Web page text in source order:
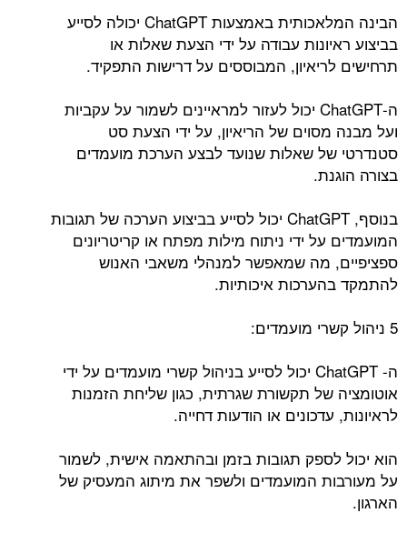
הבינה המלאכותית באמצעות ChatGPT יכולה לסייע
בביצוע ראיונות עבודה על ידי הצעת שאלות או
תרחישים לריאיון, המבוססים על דרישות התפקיד.
ה-ChatGPT יכול לעזור למראיינים לשמור על עקביות
ועל מבנה מסוים של הריאיון, על ידי הצעת סט
סטנדרטי של שאלות שנועד לבצע הערכת מועמדים
בצורה הוגנת.
בנוסף, ChatGPT יכול לסייע בביצוע הערכה של תגובות
המועמדים על ידי ניתוח מילות מפתח או קריטריונים
ספציפיים, מה שמאפשר למנהלי משאבי האנוש
להתמקד בהערכות איכותיות.
5 ניהול קשרי מועמדים:
ה- ChatGPT יכול לסייע בניהול קשרי מועמדים על ידי
אוטומציה של תקשורת שגרתית, כגון שליחת הזמנות
לראיונות, עדכונים או הודעות דחייה.
הוא יכול לספק תגובות בזמן ובהתאמה אישית, לשמור
על מעורבות המועמדים ולשפר את מיתוג המעסיק של
הארגון.